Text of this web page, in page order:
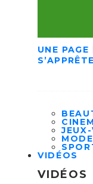
UNE
MODE
VIDÉOS
VIDÉOS